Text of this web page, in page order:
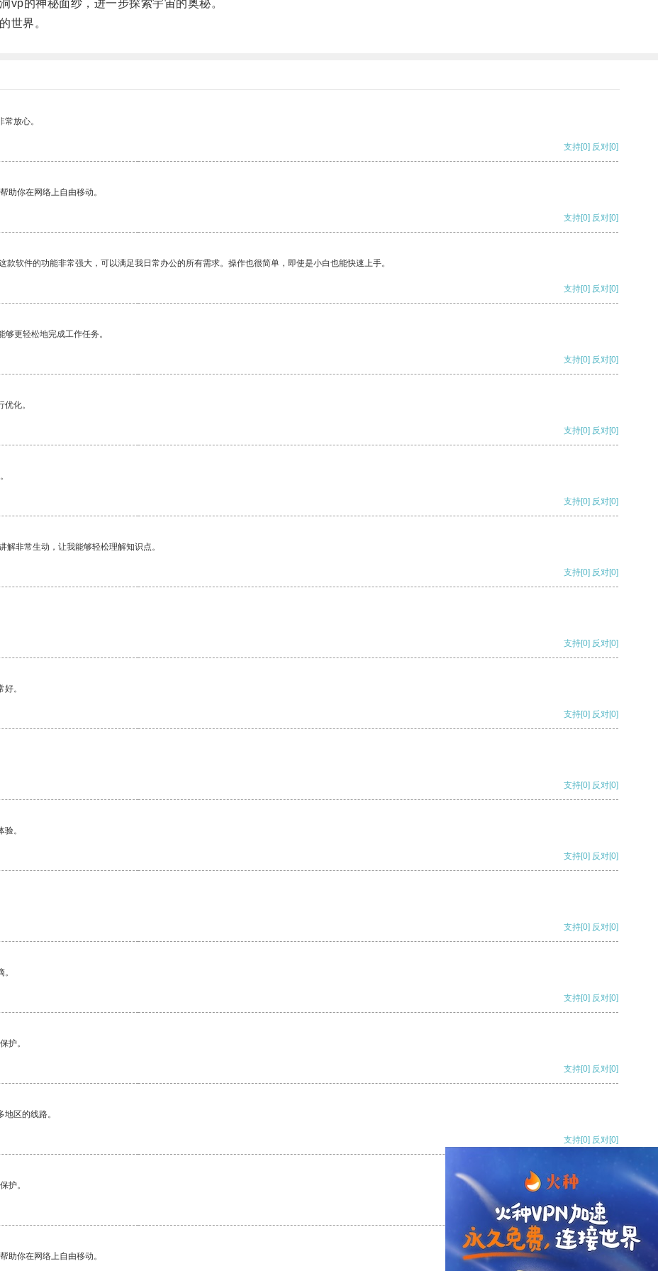
的神秘面纱，进一步探索宇宙的奥秘。
世界。
放心。
支持[0] 反对[0]
助你在网络上自由移动。
支持[0] 反对[0]
软件的功能非常强大，可以满足我日常办公的所有需求。操作也很简单，即使是小白也能快速上手。
支持[0] 反对[0]
更轻松地完成工作任务。
支持[0] 反对[0]
化。
支持[0] 反对[0]
支持[0] 反对[0]
非常生动，让我能够轻松理解知识点。
支持[0] 反对[0]
支持[0] 反对[0]
。
支持[0] 反对[0]
支持[0] 反对[0]
。
支持[0] 反对[0]
支持[0] 反对[0]
支持[0] 反对[0]
护。
支持[0] 反对[0]
区的线路。
支持[0] 反对[0]
护。
支持[0] 反对
助你在网络上自由移动。